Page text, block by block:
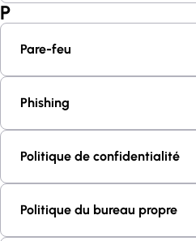
P
Pare-feu
Phishing
Politique de confidentialité
Politique du bureau propre